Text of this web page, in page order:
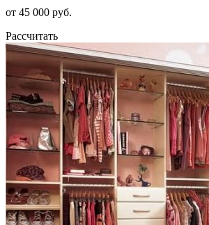
от 45 000 руб.
Рассчитать